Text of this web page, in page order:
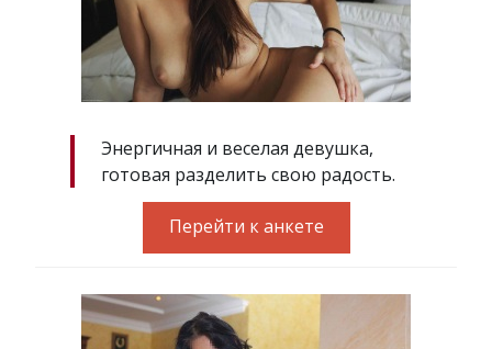
Энергичная и веселая девушка,
готовая разделить свою радость.
Перейти к анкете